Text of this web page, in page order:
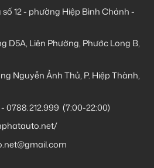
số 12 - phường Hiệp Bình Chánh -
D5A, Liên Phường, Phước Long B,
Nguyễn Ảnh Thủ, P. Hiệp Thành,
-0788.212.999 (7:00-22:00)